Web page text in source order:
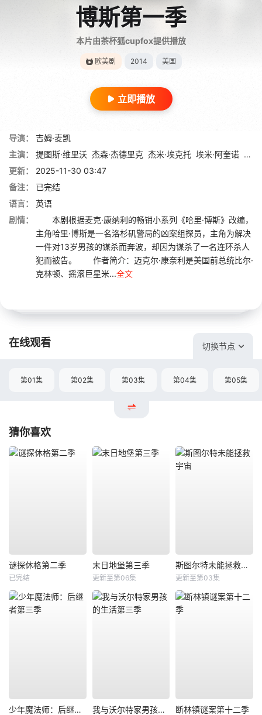
博斯第一季
本片由茶杯狐cupfox提供播放
欧美剧 2014 美国
立即播放
导演：
吉姆·麦凯
主演：
提图斯·维里沃 杰森·杰德里克 杰米·埃克托 埃米·阿奎诺 兰斯
更新：
2025-11-30 03:47
备注：
已完结
语言：
英语
剧情：
本剧根据麦克·康纳利的畅销小系列《哈里·博斯》改编，
主角哈里·博斯是一名洛杉矶警局的凶案组探员，主角为解决
一件对13岁男孩的谋杀而奔波，却因为谋杀了一名连环杀人
犯而被告。 作者简介：迈克尔·康奈利是美国前总统比尔·
克林顿、摇滚巨星米...全文
在线观看 切换节点
第01集 第02集 第03集 第04集 第05集
猜你喜欢
谜探休格第二季
已完结
末日地堡第三季
更新至第06集
斯图尔特未能拯救宇宙
更新至第03集
少年魔法师：后继者第三季 我与沃尔特家男孩的生活第三季 断林镇谜案第十二季